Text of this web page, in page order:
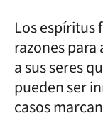
Los espíritus
razones
a sus seres
pueden ser
casos